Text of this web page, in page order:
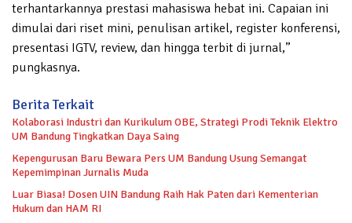
terhantarkannya prestasi mahasiswa hebat ini. Capaian ini
dimulai dari riset mini, penulisan artikel, register konferensi,
presentasi IGTV, review, dan hingga terbit di jurnal,”
pungkasnya.
Berita Terkait
Kolaborasi Industri dan Kurikulum OBE, Strategi Prodi Teknik Elektro
UM Bandung Tingkatkan Daya Saing
Kepengurusan Baru Bewara Pers UM Bandung Usung Semangat
Kepemimpinan Jurnalis Muda
Luar Biasa! Dosen UIN Bandung Raih Hak Paten dari Kementerian
Hukum dan HAM RI